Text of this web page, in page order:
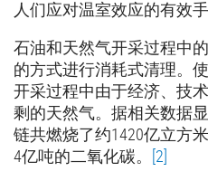
人们应对温室效应的有效手
石油和天然气开采过程中
的方式进行消耗式清理。
开采过程中由于经济、技
剩的天然气。据相关数据
链共燃烧了约1420亿立方
4亿吨的二氧化碳。 [2]